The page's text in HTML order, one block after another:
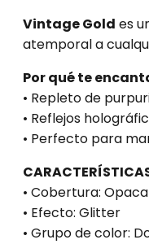
Vintage Gold es
atemporal a
Por qué te
• Repleto de
• Reflejos
• Perfecto para
• Cobertura: Opaca
• Efecto: Glitter
• Grupo de color: